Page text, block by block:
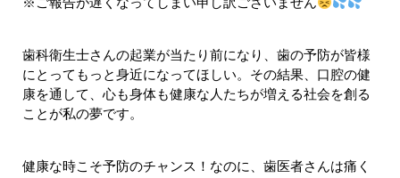
歯科衛生士さんの起業が当たり前になり、歯の予防が皆様
にとってもっと身近になってほしい。その結果、口腔の健
康を通して、心も身体も健康な人たちが増える社会を創る
ことが私の夢です。
健康な時こそ予防のチャンス！なのに、歯医者さんは痛く